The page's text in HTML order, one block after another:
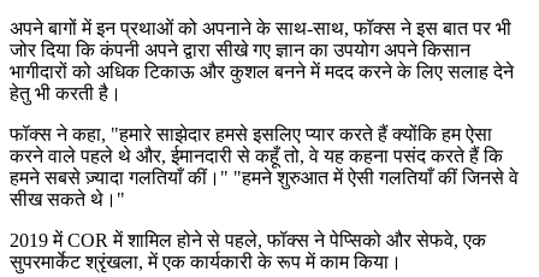
अपने बागों में इन प्रथाओं को अपनाने के साथ-साथ, फॉक्स ने इस बात पर भी
जोर दिया कि कंपनी अपने द्वारा सीखे गए ज्ञान का उपयोग अपने किसान
भागीदारों को अधिक टिकाऊ और कुशल बनने में मदद करने के लिए सलाह देने
हेतु भी करती है।
फॉक्स ने कहा, "हमारे साझेदार हमसे इसलिए प्यार करते हैं क्योंकि हम ऐसा
करने वाले पहले थे और, ईमानदारी से कहूँ तो, वे यह कहना पसंद करते हैं कि
हमने सबसे ज़्यादा गलतियाँ कीं।" "हमने शुरुआत में ऐसी गलतियाँ कीं जिनसे वे
सीख सकते थे।"
2019 में COR में शामिल होने से पहले, फॉक्स ने पेप्सिको और सेफवे, एक
सुपरमार्केट श्रृंखला, में एक कार्यकारी के रूप में काम किया।